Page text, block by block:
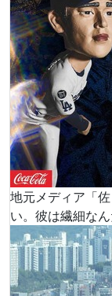
地元メディア「
い。彼は繊細な